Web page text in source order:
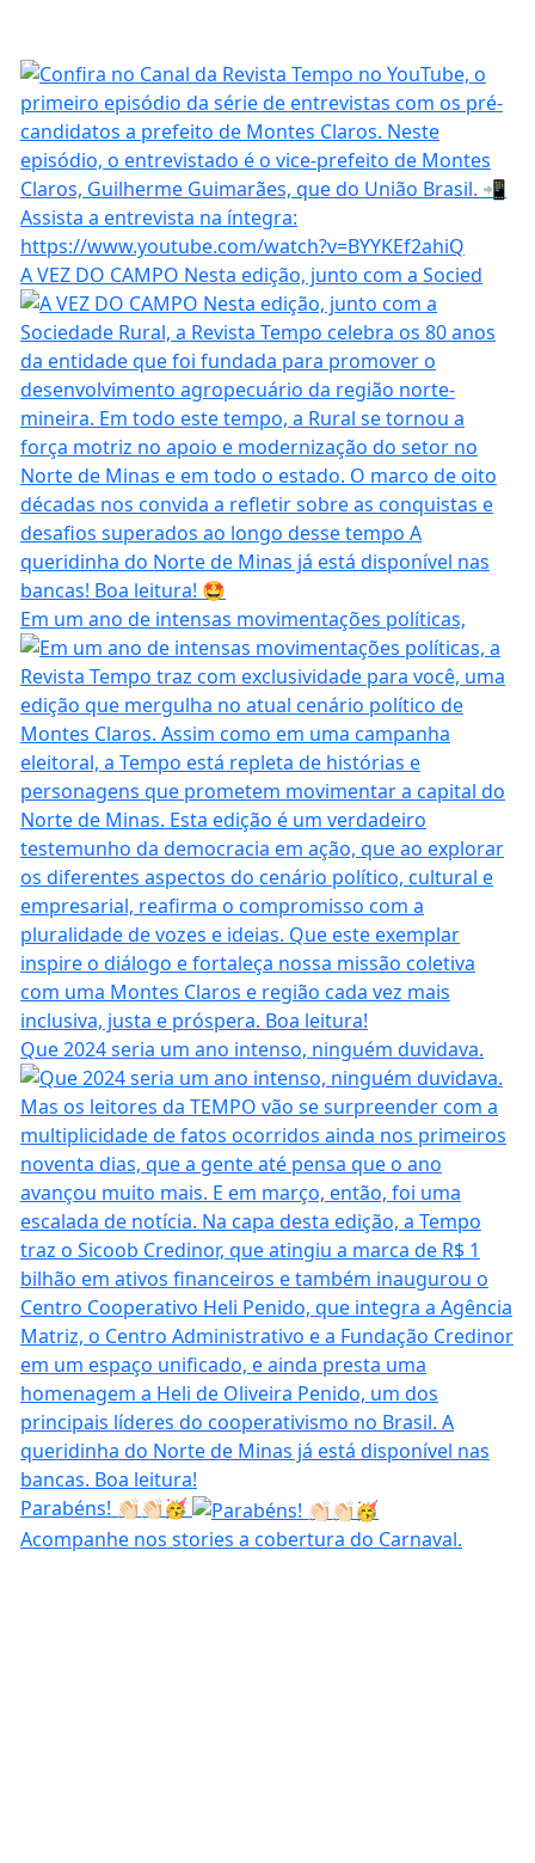
A VEZ DO CAMPO Nesta edição, junto com a Socied
Em um ano de intensas movimentações políticas,
Que 2024 seria um ano intenso, ninguém duvidava.
Parabéns! 👏🏻👏🏻🥳
Acompanhe nos stories a cobertura do Carnaval.